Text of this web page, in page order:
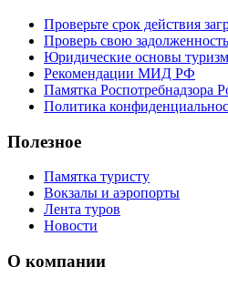
Проверьте срок действия
Проверь свою задолженность
Юридические основы
Рекомендации МИД РФ
Памятка Роспотребнадзора
Политика
Полезное
Памятка туристу
Вокзалы и аэропорты
Лента туров
Новости
О компании